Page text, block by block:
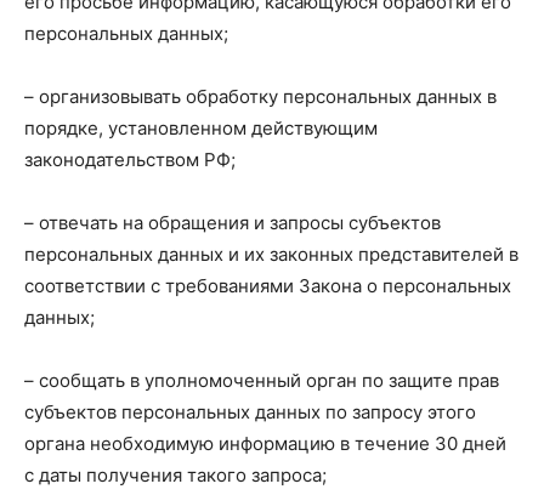
персональных данных;
– организовывать обработку персональных данных в
порядке, установленном действующим
законодательством РФ;
– отвечать на обращения и запросы субъектов
персональных данных и их законных представителей в
соответствии с требованиями Закона о персональных
данных;
– сообщать в уполномоченный орган по защите прав
субъектов персональных данных по запросу этого
органа необходимую информацию в течение 30 дней
с даты получения такого запроса;